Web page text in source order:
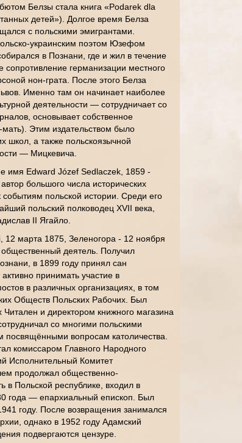
Белзы стала книга «Podarek dla
детей»). Долгое время Белза
с польскими эмигрантами.
украинским поэтом Юзефом
в Познани, где и жил в течение
сопротивление германизации местного
нон-грата. После этого Белза
Именно там он начинает наиболее
деятельности — сотрудничает со
основывает собственное
Этим издательством было
школ, а также польскоязычной
— Мицкевича.
имя Edward Józef Sedlaczek, 1859 -
большого числа исторических
польской истории. Среди его
польский полководец XVII века,
II Ягайло.
12 марта 1875, Зеленогора - 12 ноября
деятель. Получил
в 1899 году принял сан
принимать участие в
в различных организациях, в том
Обществ Польских Рабочих. Был
и директором книжного магазина
со многими польскими
вопросам католичества.
комиссаром Главного Народного
Исполнительный Комитет
продолжал общественно-
в Польской республике, входил в
года — епархиальный епископ. Был
году. После возвращения занимался
однако в 1952 году Адамский
подвергаются цензуре.